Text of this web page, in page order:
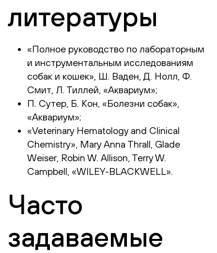
литературы
«Полное руководство по лабораторным
и инструментальным исследованиям
собак и кошек», Ш. Ваден, Д. Нолл, Ф.
Смит, Л. Тиллей, «Аквариум»;
П. Сутер, Б. Кон, «Болезни собак»,
«Аквариум»;
«Veterinary Hematology and Clinical
Chemistry», Mary Anna Thrall, Glade
Weiser, Robin W. Allison, Terry W.
Campbell, «WILEY-BLACKWELL».
Часто
задаваемые